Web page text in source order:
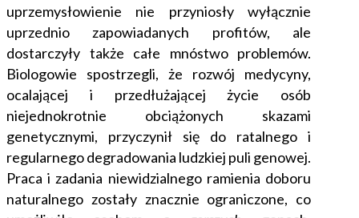
uprzemysłowienie nie przyniosły wyłącznie
uprzednio zapowiadanych profitów, ale
dostarczyły także całe mnóstwo problemów.
Biologowie spostrzegli, że rozwój medycyny,
ocalającej i przedłużającej życie osób
niejednokrotnie obciążonych skazami
genetycznymi, przyczynił się do ratalnego i
regularnego degradowania ludzkiej puli genowej.
Praca i zadania niewidzialnego ramienia doboru
naturalnego zostały znacznie ograniczone, co